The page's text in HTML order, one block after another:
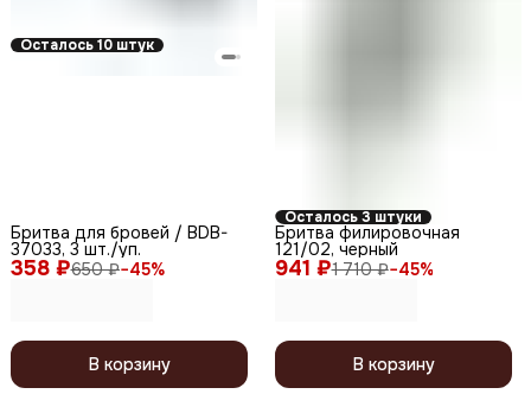
Осталось 10 штук
358 ₽650 ₽−45%
Бритва для бровей / BDB-
37033, 3 шт./уп.
В корзину
Осталось 3 штуки
941 ₽1 710 ₽−45%
Бритва филировочная
121/02, черный
В корзину